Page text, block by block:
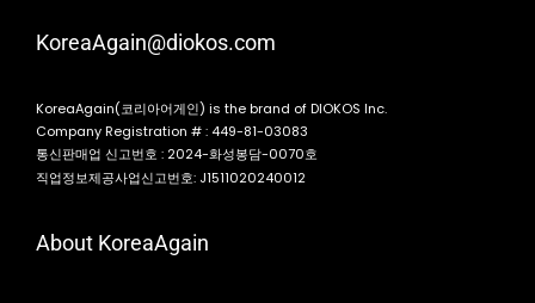
KoreaAgain@diokos.com
KoreaAgain(코리아어게인) is the brand of DIOKOS Inc.
Company Registration # : 449-81-03083
통신판매업 신고번호 : 2024-화성봉담-0070호
직업정보제공사업신고번호: J1511020240012
About KoreaAgain